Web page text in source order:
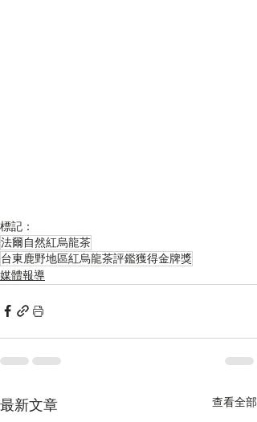
標記：
法爾自然紅烏龍茶
台東鹿野地區紅烏龍茶評鑑獲得金牌獎
媒體報導
最新文章 查看全部